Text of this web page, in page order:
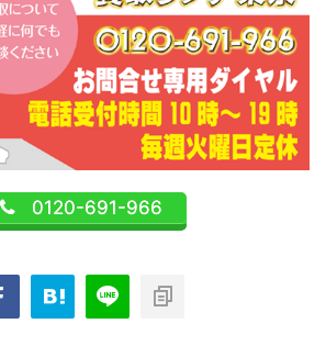
0120-691-966